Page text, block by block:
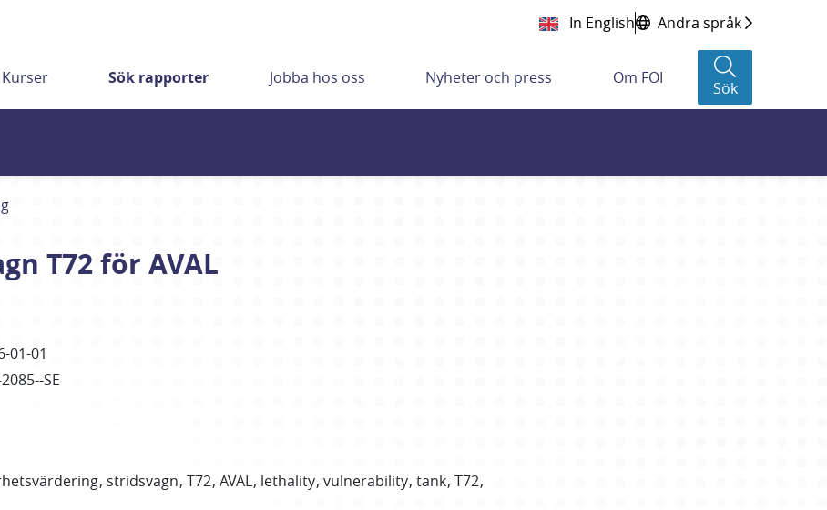
In English Andra språk
Kurser Sök rapporter Jobba hos oss Nyheter och press Om FOI
Sök
T72 för AVAL
01-01
SE
stridsvagn T72 AVAL lethality vulnerability tank T72